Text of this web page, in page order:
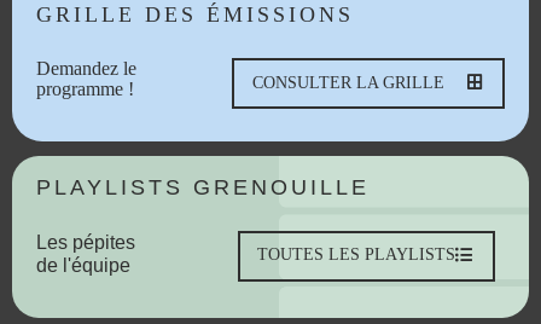
GRILLE DES ÉMISSIONS
Demandez le
programme !
CONSULTER LA GRILLE
PLAYLISTS GRENOUILLE
Les pépites
de l'équipe
TOUTES LES PLAYLISTS